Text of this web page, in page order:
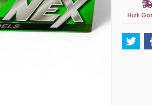
Hızlı